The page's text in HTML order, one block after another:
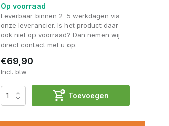
Op voorraad
Leverbaar binnen 2–5 werkdagen via
onze leverancier. Is het product daar
ook niet op voorraad? Dan nemen wij
direct contact met u op.
€69,90
Incl. btw
Toevoegen